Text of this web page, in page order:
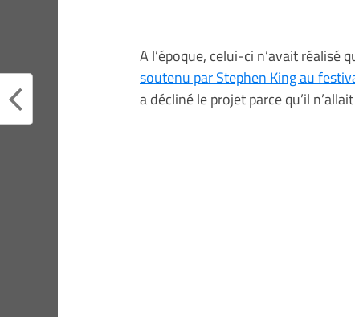
A l’époque, celui-ci n’avait réalisé
soutenu par Stephen King au
a décliné le projet parce qu’il